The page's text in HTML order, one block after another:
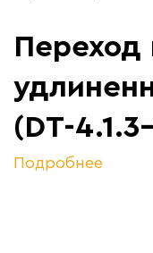
Переход
(DT-
Подробнее